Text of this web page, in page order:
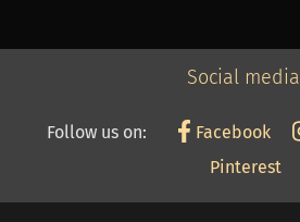
Social media
Follow us on: Facebook
Pinterest